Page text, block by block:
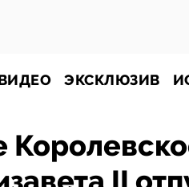
ЭКСКЛЮЗИВ